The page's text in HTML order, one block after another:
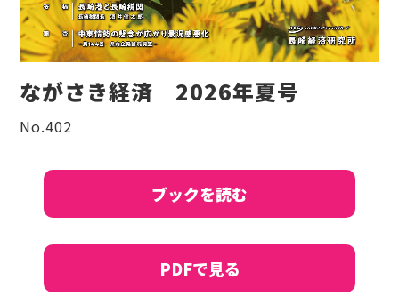
ながさき経済 2026年夏号
No.402
ブックを読む
PDFで見る